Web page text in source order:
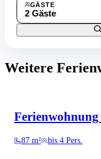
GÄSTE
2 Gäste
Weitere
Ferienwohnung
87 m² bis 4 Pers.